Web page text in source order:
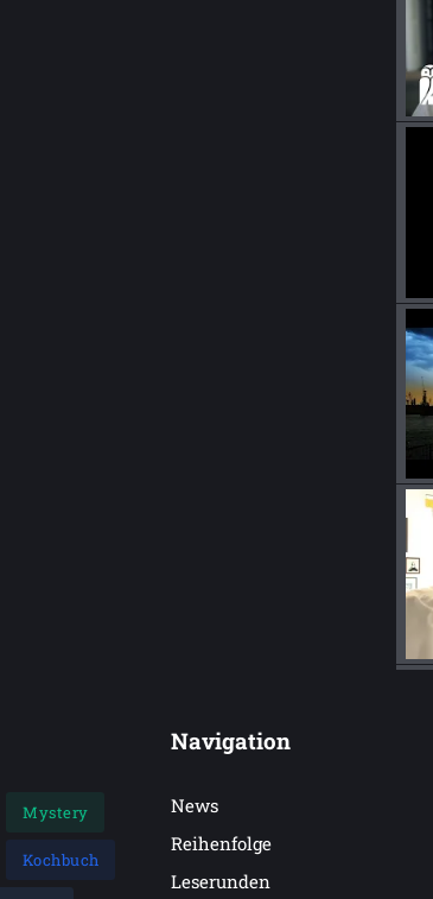
Mystery
Kochbuch
Navigation
News
Reihenfolge
Leserunden